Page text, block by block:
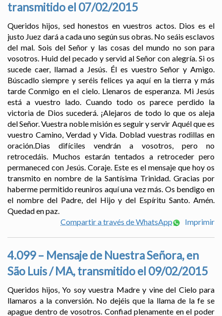
transmitido el 07/02/2015
Queridos hijos, sed honestos en vuestros actos. Dios es el
justo Juez dará a cada uno según sus obras. No seáis esclavos
del mal. Sois del Señor y las cosas del mundo no son para
vosotros. Huid del pecado y servid al Señor con alegría. Si os
sucede caer, llamad a Jesús. Él es vuestro Señor y Amigo.
Búscadlo siempre y seréis felices ya aquí en la tierra y más
tarde Conmigo en el cielo. Llenaros de esperanza. Mi Jesús
está a vuestro lado. Cuando todo os parece perdido la
victoria de Dios sucederá. ¡Alejaros de todo lo que os aleja
del Señor. Vuestra noble misión es seguir y servir Aquél que es
vuestro Camino, Verdad y Vida. Doblad vuestras rodillas en
oración.Dias difíciles vendrán a vosotros, pero no
retrocedáis. Muchos estarán tentados a retroceder pero
permaneced con Jesús. Coraje. Este es el mensaje que hoy os
transmito en nombre de la Santísima Trinidad. Gracias por
haberme permitido reuniros aquí una vez más. Os bendigo en
el nombre del Padre, del Hijo y del Espíritu Santo. Amén.
Quedad en paz.
Compartir a través de WhatsApp
Imprimir
4.099 – Mensaje de Nuestra Señora, en
São Luis / MA, transmitido el 09/02/2015
Queridos hijos, Yo soy vuestra Madre y vine del Cielo para
llamaros a la conversión. No dejéis que la llama de la fe se
apague dentro de vosotros. Confiad plenamente en el poder